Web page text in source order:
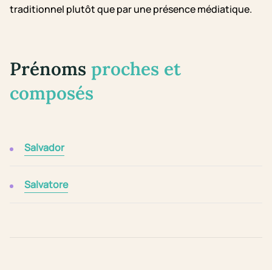
traditionnel plutôt que par une présence médiatique.
Prénoms proches et
composés
Salvador
Salvatore